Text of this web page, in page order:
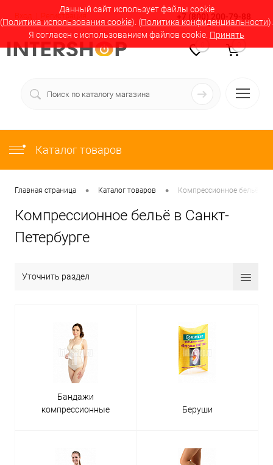
Данный сайт использует файлы cookie
(Политика использования cookie). (Политика конфиденциальности).
Я согласен с использованием файлов cookie. Принять
Вход Регистрация +7 (800) 200-79-88
Каталог товаров
Главная страница • Каталог товаров • Компрессионное бельё в
Компрессионное бельё в Санкт-
Петербурге
Уточнить раздел
Бандажи
компрессионные
Беруши